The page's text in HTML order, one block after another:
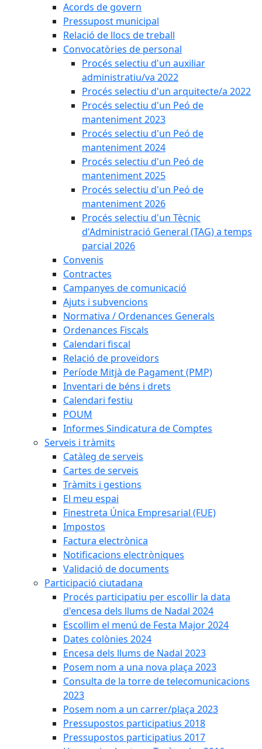
Acords de govern
Pressupost municipal
Relació de llocs de treball
Convocatòries de personal
Procés selectiu d'un auxiliar
administratiu/va 2022
Procés selectiu d'un arquitecte/a 2022
Procés selectiu d'un Peó de
manteniment 2023
Procés selectiu d'un Peó de
manteniment 2024
Procés selectiu d'un Peó de
manteniment 2025
Procés selectiu d'un Peó de
manteniment 2026
Procés selectiu d'un Tècnic
d'Administració General (TAG) a temps
parcial 2026
Convenis
Contractes
Campanyes de comunicació
Ajuts i subvencions
Normativa / Ordenances Generals
Ordenances Fiscals
Calendari fiscal
Relació de proveïdors
Període Mitjà de Pagament (PMP)
Inventari de béns i drets
Calendari festiu
POUM
Informes Sindicatura de Comptes
Serveis i tràmits
Catàleg de serveis
Cartes de serveis
Tràmits i gestions
El meu espai
Finestreta Única Empresarial (FUE)
Impostos
Factura electrònica
Notificacions electròniques
Validació de documents
Participació ciutadana
Procés participatiu per escollir la data
d'encesa dels llums de Nadal 2024
Escollim el menú de Festa Major 2024
Dates colònies 2024
Encesa dels llums de Nadal 2023
Posem nom a una nova plaça 2023
Consulta de la torre de telecomunicacions
2023
Posem nom a un carrer/plaça 2023
Pressupostos participatius 2018
Pressupostos participatius 2017